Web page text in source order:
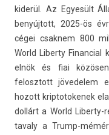
kiderül. Az Egyesült
benyújtott, 2025-ös
cégei csak­nem 800
World Li­ber­ty Fin­an­ci­al
elnök és fiai
felosztott jövedelem
hozott krip­totokenek
dollárt a World Liberty-
tava­ly a Trump-